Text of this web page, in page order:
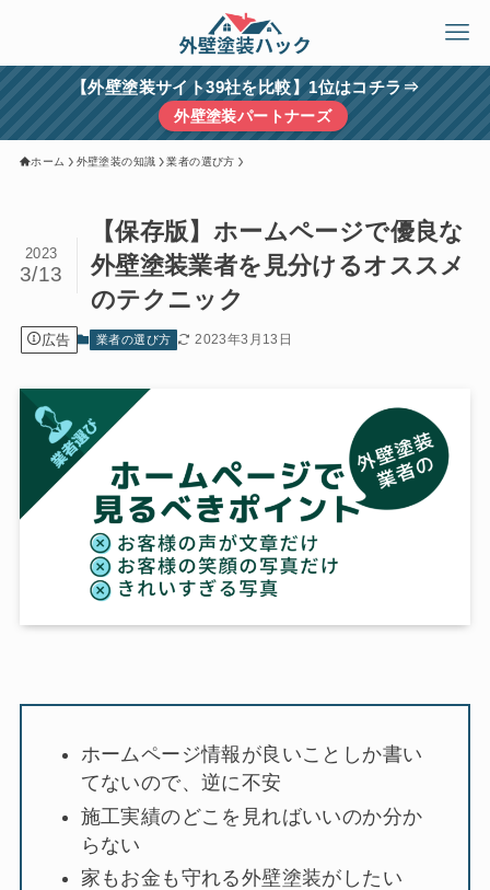
【外壁塗装サイト39社を比較】1位はコチラ⇒
外壁塗装パートナーズ
ホーム 外壁塗装の知識 業者の選び方
【保存版】ホームページで優良な
外壁塗装業者を見分けるオススメ
のテクニック
2023
3/13
広告 業者の選び方 2023年3月13日
ホームページ情報が良いことしか書い
てないので、逆に不安
施工実績のどこを見ればいいのか分か
らない
家もお金も守れる外壁塗装がしたい